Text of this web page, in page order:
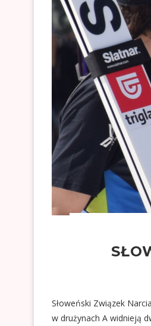
Słoweński Związek
w drużynach A widnieją